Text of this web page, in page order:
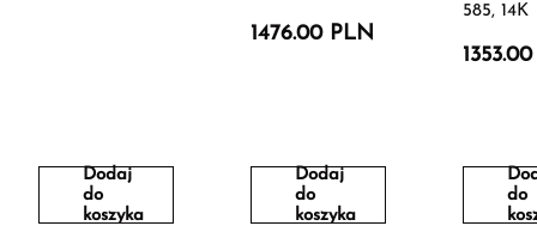
Dodaj
do
koszyka
1476.00 PLN
Dodaj
do
koszyka
585, 14K
do